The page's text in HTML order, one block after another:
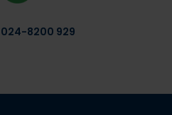
024-8200 929